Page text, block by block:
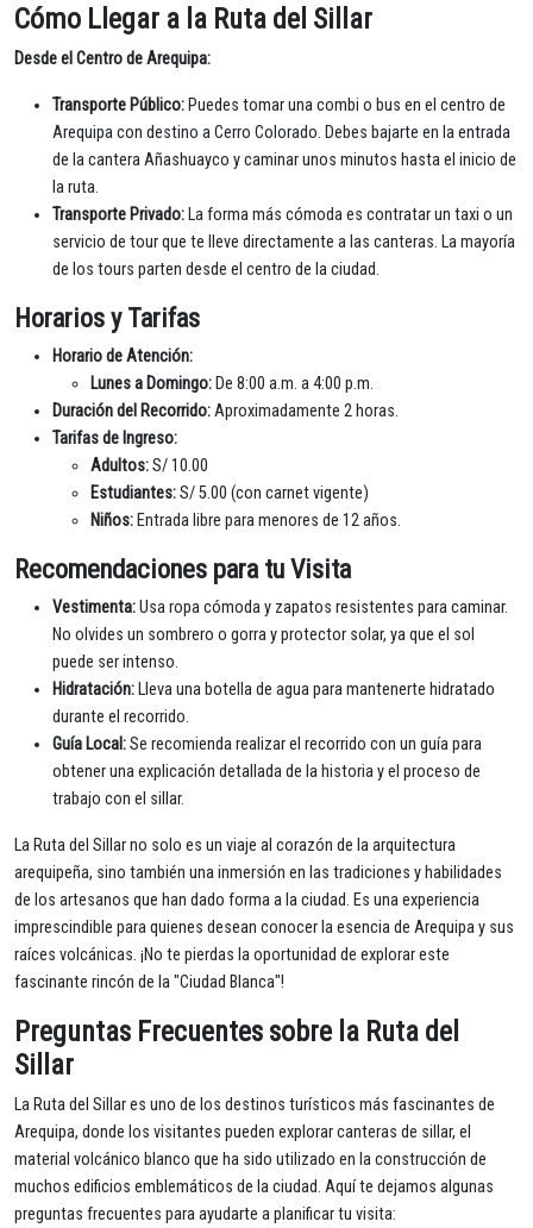
Cómo Llegar a la Ruta del Sillar
Desde el Centro de Arequipa:
Transporte Público: Puedes tomar una combi o bus en el centro de
Arequipa con destino a Cerro Colorado. Debes bajarte en la entrada
de la cantera Añashuayco y caminar unos minutos hasta el inicio de
la ruta.
Transporte Privado: La forma más cómoda es contratar un taxi o un
servicio de tour que te lleve directamente a las canteras. La mayoría
de los tours parten desde el centro de la ciudad.
Horarios y Tarifas
Horario de Atención:
Lunes a Domingo: De 8:00 a.m. a 4:00 p.m.
Duración del Recorrido:Aproximadamente 2 horas.
Tarifas de Ingreso:
Adultos:S/ 10.00
Estudiantes:S/ 5.00 (con carnet vigente)
Niños: Entrada libre para menores de 12 años.
Recomendaciones para tu Visita
Vestimenta:Usa ropa cómoda y zapatos resistentes para caminar.
No olvides un sombrero o gorra y protector solar, ya que el sol
puede ser intenso.
Hidratación: Lleva una botella de agua para mantenerte hidratado
durante el recorrido.
Guía Local:Se recomienda realizar el recorrido con un guía para
obtener una explicación detallada de la historia y el proceso de
trabajo con el sillar.
La Ruta del Sillar no solo es un viaje al corazón de la arquitectura
arequipeña, sino también una inmersión en las tradiciones y habilidades
de los artesanos que han dado forma a la ciudad. Es una experiencia
imprescindible para quienes desean conocer la esencia de Arequipa y sus
raíces volcánicas. ¡No te pierdas la oportunidad de explorar este
fascinante rincón de la "Ciudad Blanca"!
Preguntas Frecuentes sobre la Ruta del
Sillar
La Ruta del Sillar es uno de los destinos turísticos más fascinantes de
Arequipa, donde los visitantes pueden explorar canteras de sillar, el
material volcánico blanco que ha sido utilizado en la construcción de
muchos edificios emblemáticos de la ciudad. Aquí te dejamos algunas
preguntas frecuentes para ayudarte a planificar tu visita: